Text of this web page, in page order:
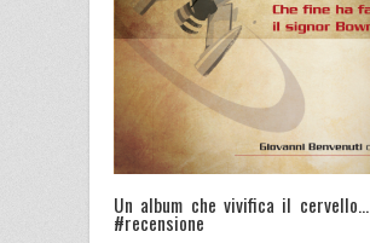
Un album che vivifica il cervello…
#recensione